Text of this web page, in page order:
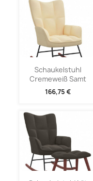
Schaukelstuhl
Cremeweiß Samt
166,75 €